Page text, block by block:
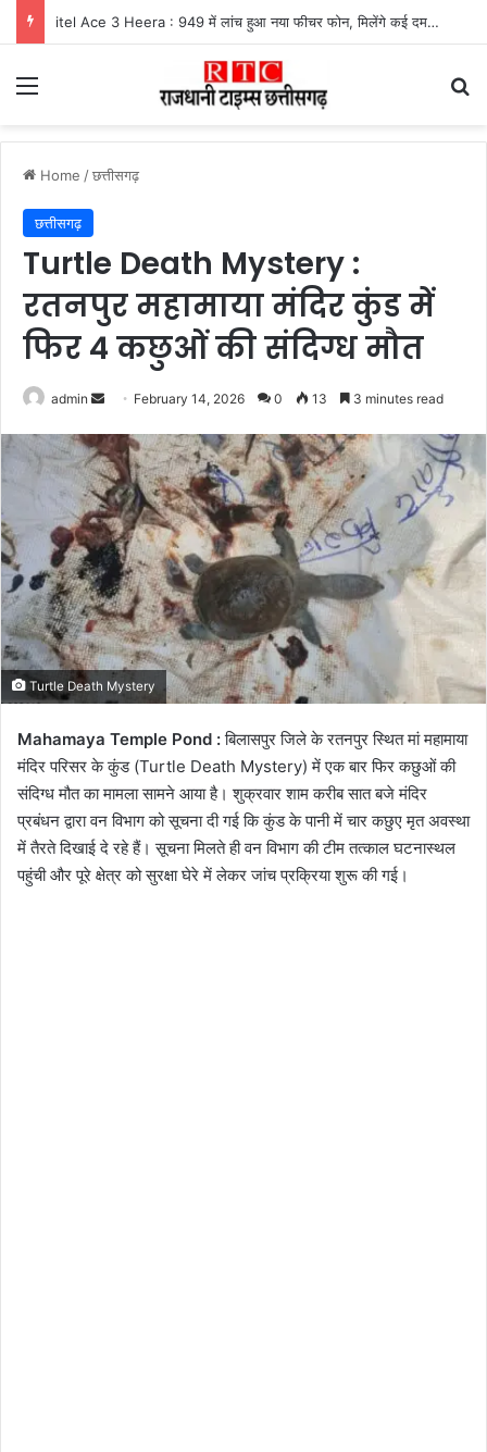
itel Ace 3 Heera : 949 में लांच हुआ नया फीचर फोन, मिलेंगे कई दमदार फीचर्स
Menu
Home /छत्तीसगढ़
छत्तीसगढ़
Turtle Death Mystery :
रतनपुर महामाया मंदिर कुंड में
फिर 4 कछुओं की संदिग्ध मौत
admin
Send
email
February 14, 2026 0 13 3 minutes read
Turtle Death Mystery
Mahamaya Temple Pond :बिलासपुर जिले के रतनपुर स्थित मां महामाया
मंदिर परिसर के कुंड (Turtle Death Mystery) में एक बार फिर कछुओं की
संदिग्ध मौत का मामला सामने आया है। शुक्रवार शाम करीब सात बजे मंदिर
प्रबंधन द्वारा वन विभाग को सूचना दी गई कि कुंड के पानी में चार कछुए मृत अवस्था
में तैरते दिखाई दे रहे हैं। सूचना मिलते ही वन विभाग की टीम तत्काल घटनास्थल
पहुंची और पूरे क्षेत्र को सुरक्षा घेरे में लेकर जांच प्रक्रिया शुरू की गई।